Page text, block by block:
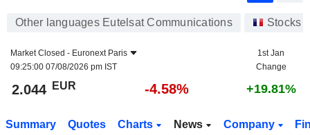
Other languages Eutelsat Communications Stocks
Market Closed - Euronext Paris
09:25:00 07/08/2026 pm IST
1st Jan
Change
2.044 EUR -4.58% +19.81%
Summary Quotes Charts News Company